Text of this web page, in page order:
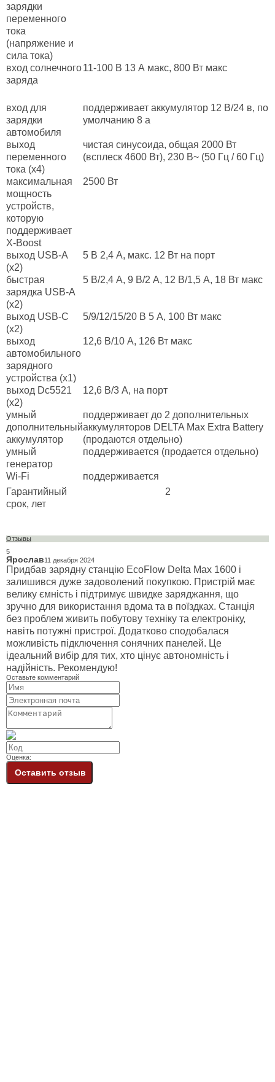
зарядки
переменного
тока
(напряжение и
сила тока)
вход солнечного
заряда
11-100 В 13 А макс, 800 Вт макс
вход для
зарядки
автомобиля
поддерживает аккумулятор 12 В/24 в, по
умолчанию 8 а
выход
переменного
тока (x4)
чистая синусоида, общая 2000 Вт
(всплеск 4600 Вт), 230 В~ (50 Гц / 60 Гц)
максимальная
мощность
устройств,
которую
поддерживает
X-Boost
2500 Вт
выход USB-A
(x2)
5 В 2,4 А, макс. 12 Вт на порт
быстрая
зарядка USB-A
(x2)
5 В/2,4 А, 9 В/2 А, 12 В/1,5 А, 18 Вт макс
выход USB-C
(x2)
5/9/12/15/20 В 5 А, 100 Вт макс
выход
автомобильного
зарядного
устройства (x1)
12,6 В/10 А, 126 Вт макс
выход Dc5521
(x2)
12,6 В/3 А, на порт
умный
дополнительный
аккумулятор
поддерживает до 2 дополнительных
аккумуляторов DELTA Max Extra Battery
(продаются отдельно)
умный
генератор
поддерживается (продается отдельно)
Wi-Fi
поддерживается
Гарантийный
срок, лет
2
Отзывы
5
Ярослав11 декабря 2024
Придбав зарядну станцію EcoFlow Delta Max 1600 і
залишився дуже задоволений покупкою. Пристрій має
велику ємність і підтримує швидке заряджання, що
зручно для використання вдома та в поїздках. Станція
без проблем живить побутову техніку та електроніку,
навіть потужні пристрої. Додатково сподобалася
можливість підключення сонячних панелей. Це
ідеальний вибір для тих, хто цінує автономність і
надійність. Рекомендую!
Оставьте комментарий
Оценка:
Оставить отзыв